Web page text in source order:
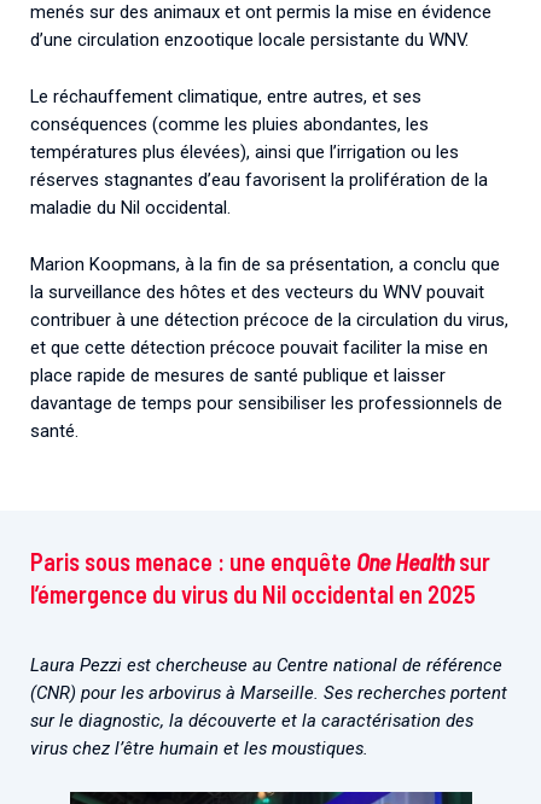
menés sur des animaux et ont permis la mise en évidence
d’une circulation enzootique locale persistante du WNV.
Le réchauffement climatique, entre autres, et ses
conséquences (comme les pluies abondantes, les
températures plus élevées), ainsi que l’irrigation ou les
réserves stagnantes d’eau favorisent la prolifération de la
maladie du Nil occidental.
Marion Koopmans, à la fin de sa présentation, a conclu que
la surveillance des hôtes et des vecteurs du WNV pouvait
contribuer à une détection précoce de la circulation du virus,
et que cette détection précoce pouvait faciliter la mise en
place rapide de mesures de santé publique et laisser
davantage de temps pour sensibiliser les professionnels de
santé.
Paris sous menace : une enquête One Healthsur
l’émergence du virus du Nil occidental en 2025
Laura Pezzi est chercheuse au Centre national de référence
(CNR) pour les arbovirus à Marseille. Ses recherches portent
sur le diagnostic, la découverte et la caractérisation des
virus chez l’être humain et les moustiques.